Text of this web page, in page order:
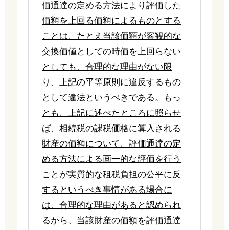
価通達の定める方法により評価した
価額を上回る価額によるものとする
ことは、たとえ当該価額が客観的な
交換価値としての時価を上回らない
としても、合理的な理由がない限
り、上記の平等原則に違反するもの
として違法というべきである。もっ
とも、上記に述べたところに照らせ
ば、相続税の課税価格に算入される
財産の価額について、評価通達の定
める方法による画一的な評価を行う
ことが実質的な租税負担の公平に反
するというべき事情がある場合に
は、合理的な理由があると認められ
るから、当該財産の価額を評価通達